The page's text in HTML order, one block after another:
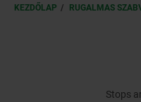
KEZDŐLAP RUGALMAS
Stops